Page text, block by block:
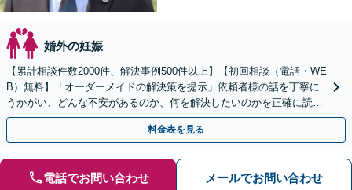
婚外の妊娠
【累計相談件数2000件、解決事例500件以上】【初回相談（電話・WE
B）無料】「オーダーメイドの解決策を提示」依頼者様の話を丁寧に
うかがい、どんな不安があるのか、何を解決したいのかを正確に読み
取ります。【東京都在住以外の方も対応】
料金表を見る
電話でお問い合わせ メールでお問い合わせ